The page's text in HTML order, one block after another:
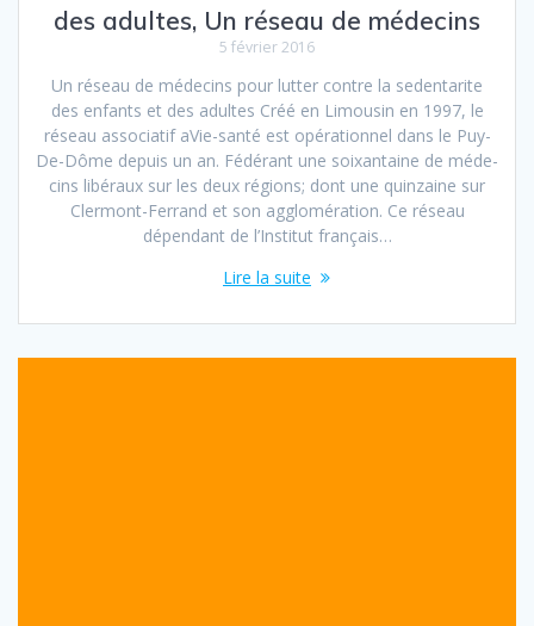
des adultes, Un réseau de médecins
5 février 2016
Un réseau de médecins pour lutter contre la sedentarite
des enfants et des adultes Créé en Limousin en 1997, le
réseau associatif aVie-santé est opérationnel dans le Puy-
De-Dôme depuis un an. Fédérant une soixantaine de méde­
cins libéraux sur les deux régions; dont une quinzaine sur
Clermont-Ferrand et son agglomération. Ce réseau
dépendant de l’Institut français…
Lire la suite